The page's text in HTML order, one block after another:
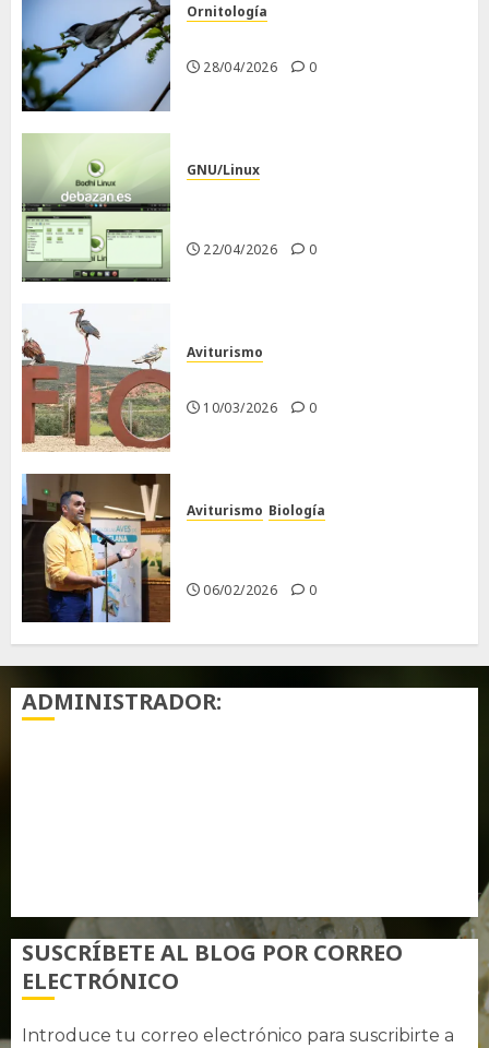
Ornitología
28/04/2026 0
GNU/Linux
22/04/2026 0
Aviturismo
10/03/2026 0
Aviturismo Biología
06/02/2026 0
ADMINISTRADOR:
SUSCRÍBETE AL BLOG POR CORREO
ELECTRÓNICO
Introduce tu correo electrónico para suscribirte a